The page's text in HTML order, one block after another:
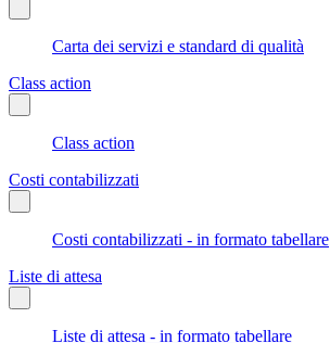
Carta dei servizi e standard di qualità
Class action
Class action
Costi contabilizzati
Costi contabilizzati - in formato tabellare
Liste di attesa
Liste di attesa - in formato tabellare